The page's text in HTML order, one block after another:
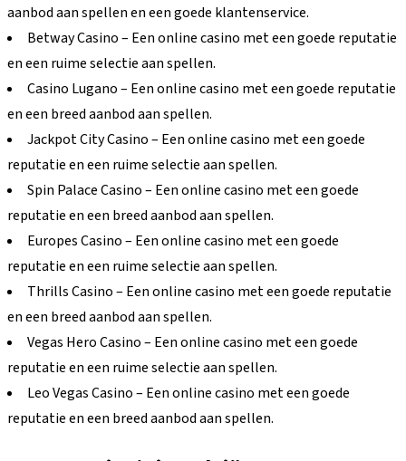
aanbod aan spellen en een goede klantenservice.
Betway Casino – Een online casino met een goede reputatie
en een ruime selectie aan spellen.
Casino Lugano – Een online casino met een goede reputatie
en een breed aanbod aan spellen.
Jackpot City Casino – Een online casino met een goede
reputatie en een ruime selectie aan spellen.
Spin Palace Casino – Een online casino met een goede
reputatie en een breed aanbod aan spellen.
Europes Casino – Een online casino met een goede
reputatie en een ruime selectie aan spellen.
Thrills Casino – Een online casino met een goede reputatie
en een breed aanbod aan spellen.
Vegas Hero Casino – Een online casino met een goede
reputatie en een ruime selectie aan spellen.
Leo Vegas Casino – Een online casino met een goede
reputatie en een breed aanbod aan spellen.